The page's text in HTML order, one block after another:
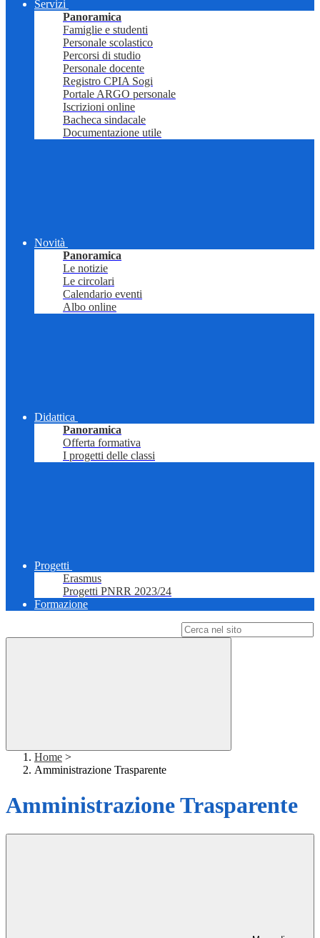
Servizi
Panoramica
Famiglie e studenti
Personale scolastico
Percorsi di studio
Personale docente
Registro CPIA Sogi
Portale ARGO personale
Iscrizioni online
Bacheca sindacale
Documentazione utile
Novità
Panoramica
Le notizie
Le circolari
Calendario eventi
Albo online
Didattica
Panoramica
Offerta formativa
I progetti delle classi
Progetti
Erasmus
Progetti PNRR 2023/24
Formazione
Home >
Amministrazione Trasparente
Amministrazione Trasparente